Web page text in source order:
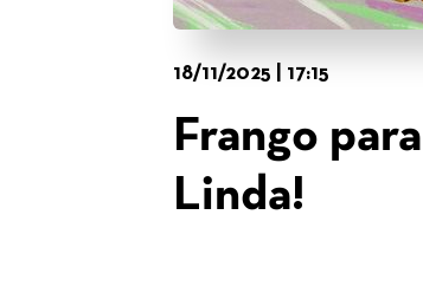
18/11/2025 | 17:15
Frango para
Linda!